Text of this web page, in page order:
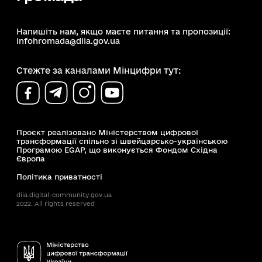
Напишіть нам, якщо маєте питання та пропозиції:
infohromada@diia.gov.ua
Стежте за каналами Мінцифри тут:
Проєкт реалізовано Міністерством цифрової
трансформації спільно зі швейцарсько-українською
Програмою EGAP, що виконується Фондом Східна
Європа
Політика приватності
diia.digital-community.gov.ua
2022. All rights reserved